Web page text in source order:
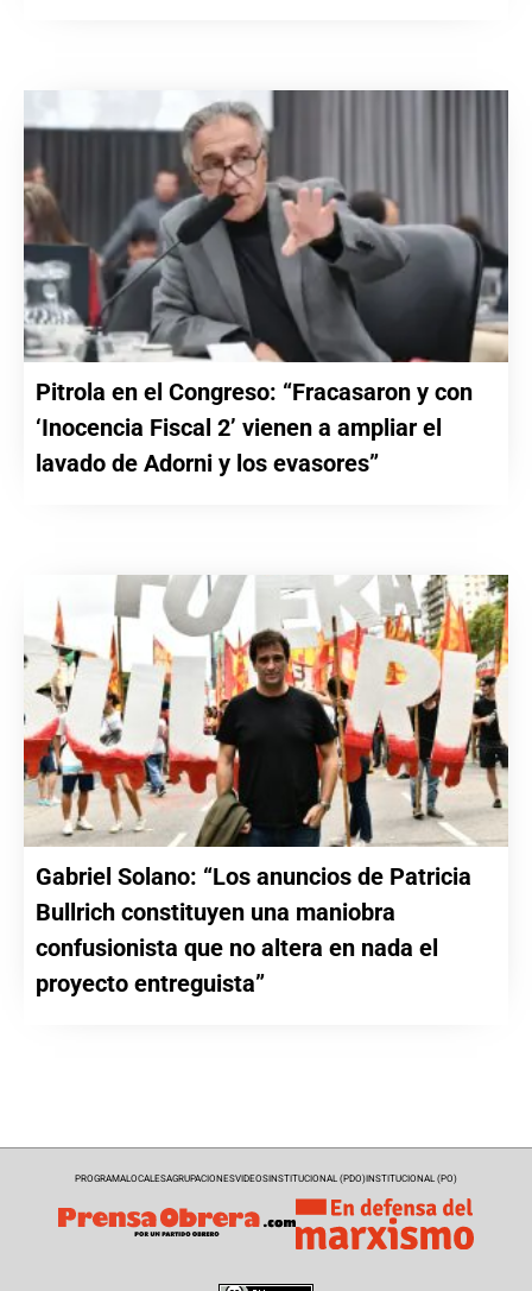
Pitrola en el Congreso: “Fracasaron y con
‘Inocencia Fiscal 2’ vienen a ampliar el
lavado de Adorni y los evasores”
Gabriel Solano: “Los anuncios de Patricia
Bullrich constituyen una maniobra
confusionista que no altera en nada el
proyecto entreguista”
PROGRAMALOCALESAGRUPACIONESVIDEOSINSTITUCIONAL (PDO)INSTITUCIONAL (PO)